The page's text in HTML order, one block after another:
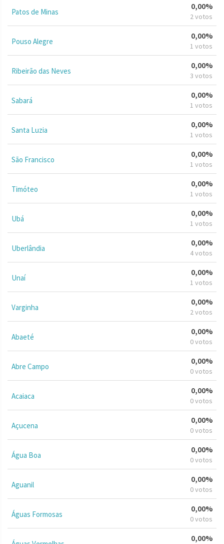
Patos de Minas
0,00%
2 votos
Pouso Alegre
0,00%
1 votos
Ribeirão das Neves
0,00%
3 votos
Sabará
0,00%
1 votos
Santa Luzia
0,00%
1 votos
São Francisco
0,00%
1 votos
Timóteo
0,00%
1 votos
Ubá
0,00%
1 votos
Uberlândia
0,00%
4 votos
Unaí
0,00%
1 votos
Varginha
0,00%
2 votos
Abaeté
0,00%
0 votos
Abre Campo
0,00%
0 votos
Acaiaca
0,00%
0 votos
Açucena
0,00%
0 votos
Água Boa
0,00%
0 votos
Aguanil
0,00%
0 votos
Águas Formosas
0,00%
0 votos
0,00%